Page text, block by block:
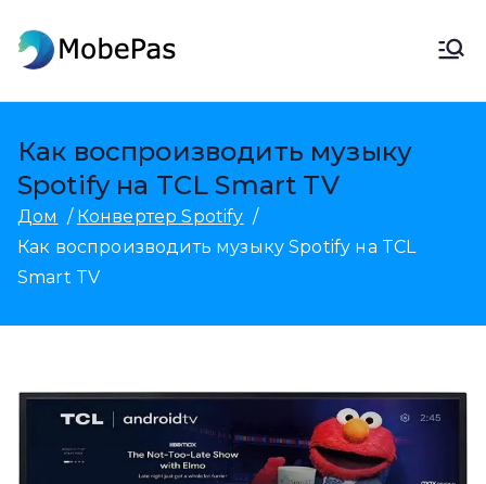
содержанию
мобильных данных
Как воспроизводить музыку
Spotify на TCL Smart TV
Дом
Конвертер Spotify
Как воспроизводить музыку Spotify на TCL
Smart TV